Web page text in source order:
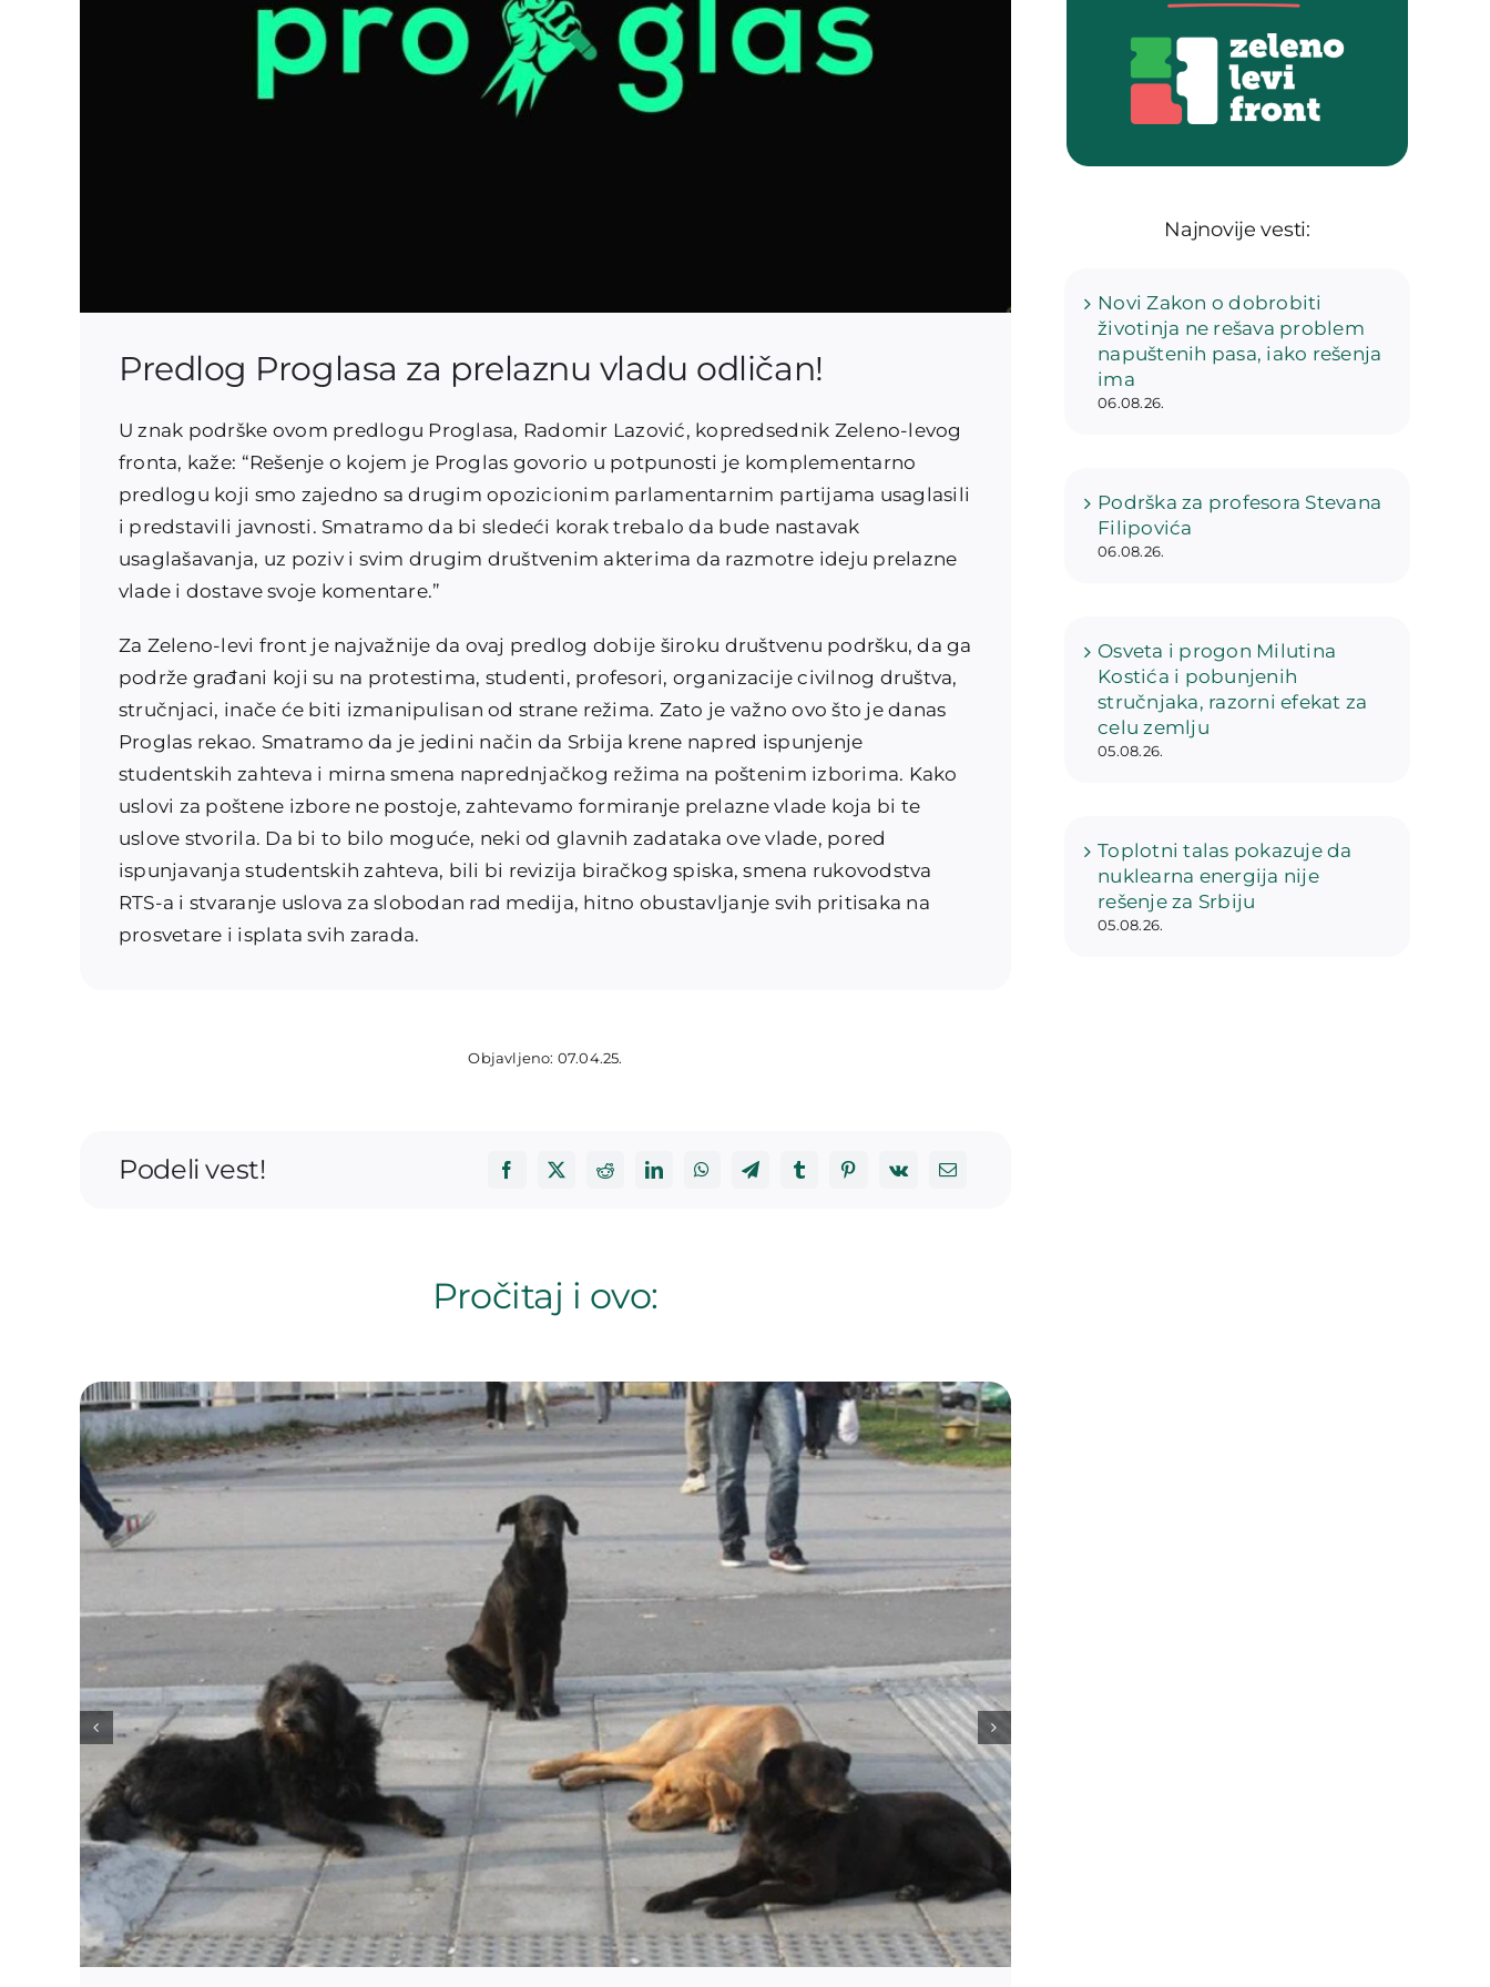
Predlog Proglasa za prelaznu vladu odličan!
U znak podrške ovom predlogu Proglasa, Radomir Lazović, kopredsednik Zeleno-levog
fronta, kaže: “Rešenje o kojem je Proglas govorio u potpunosti je komplementarno
predlogu koji smo zajedno sa drugim opozicionim parlamentarnim partijama usaglasili
i predstavili javnosti. Smatramo da bi sledeći korak trebalo da bude nastavak
usaglašavanja, uz poziv i svim drugim društvenim akterima da razmotre ideju prelazne
vlade i dostave svoje komentare.”
Za Zeleno-levi front je najvažnije da ovaj predlog dobije široku društvenu podršku, da ga
podrže građani koji su na protestima, studenti, profesori, organizacije civilnog društva,
stručnjaci, inače će biti izmanipulisan od strane režima. Zato je važno ovo što je danas
Proglas rekao. Smatramo da je jedini način da Srbija krene napred ispunjenje
studentskih zahteva i mirna smena naprednjačkog režima na poštenim izborima. Kako
uslovi za poštene izbore ne postoje, zahtevamo formiranje prelazne vlade koja bi te
uslove stvorila. Da bi to bilo moguće, neki od glavnih zadataka ove vlade, pored
ispunjavanja studentskih zahteva, bili bi revizija biračkog spiska, smena rukovodstva
RTS-a i stvaranje uslova za slobodan rad medija, hitno obustavljanje svih pritisaka na
prosvetare i isplata svih zarada.
Objavljeno: 07.04.25.
Podeli vest!
Pročitaj i ovo:
Najnovije vesti:
Novi Zakon o dobrobiti
životinja ne rešava problem
napuštenih pasa, iako rešenja
ima
06.08.26.
Podrška za profesora Stevana
Filipovića
06.08.26.
Osveta i progon Milutina
Kostića i pobunjenih
stručnjaka, razorni efekat za
celu zemlju
05.08.26.
Toplotni talas pokazuje da
nuklearna energija nije
rešenje za Srbiju
05.08.26.